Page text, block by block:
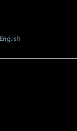
English